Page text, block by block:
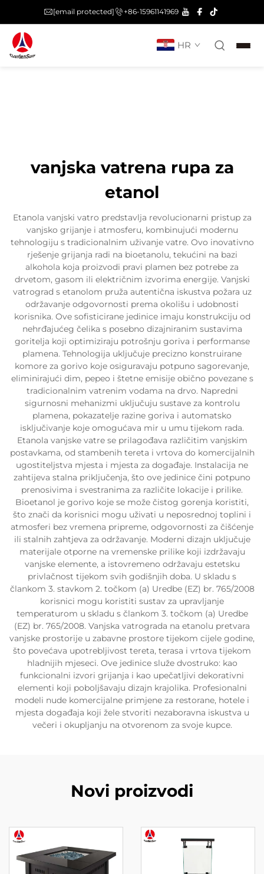
[email protected] +86-15961141969
HR
vanjska vatrena rupa za
etanol
Etanola vanjski vatro predstavlja revolucionarni pristup za
vanjsko grijanje i atmosferu, kombinujući modernu
tehnologiju s tradicionalnim uživanje vatre. Ovo inovativno
rješenje grijanja radi na bioetanolu, tekućini na bazi
alkohola koja proizvodi pravi plamen bez potrebe za
drvetom, gasom ili električnim izvorima energije. Vanjski
vatrograd s etanolom pruža autentična iskustva požara uz
održavanje odgovornosti prema okolišu i udobnosti
korisnika. Ove sofisticirane jedinice imaju konstrukciju od
nehrđajućeg čelika s posebno dizajniranim sustavima
goritelja koji optimiziraju potrošnju goriva i performanse
plamena. Tehnologija uključuje precizno konstruirane
komore za gorivo koje osiguravaju potpuno sagorevanje,
eliminirajući dim, pepeo i štetne emisije obično povezane s
tradicionalnim vatrenim vodama na drvo. Napredni
sigurnosni mehanizmi uključuju sustave za kontrolu
plamena, pokazatelje razine goriva i automatsko
isključivanje koje omogućava mir u umu tijekom rada.
Etanola vanjske vatre se prilagođava različitim vanjskim
postavkama, od stambenih tereta i vrtova do komercijalnih
ugostiteljstva mjesta i mjesta za događaje. Instalacija ne
zahtijeva stalna priključenja, što ove jedinice čini potpuno
prenosivima i svestranima za različite lokacije i prilike.
Bioetanol je gorivo koje se može čistog gorenja koristiti,
što znači da korisnici mogu uživati u neposrednoj toplini i
atmosferi bez vremena pripreme, odgovornosti za čišćenje
ili stalnih zahtjeva za održavanje. Moderni dizajn uključuje
materijale otporne na vremenske prilike koji izdržavaju
vanjske elemente, a istovremeno održavaju estetsku
privlačnost tijekom svih godišnjih doba. U skladu s
člankom 3. stavkom 2. točkom (a) Uredbe (EZ) br. 765/2008
korisnici mogu koristiti sustav za upravljanje
temperaturom u skladu s člankom 3. točkom (a) Uredbe
(EZ) br. 765/2008. Vanjska vatrograda na etanolu pretvara
vanjske prostorije u zabavne prostore tijekom cijele godine,
što povećava upotrebljivost tereta, terasa i vrtova tijekom
hladnijih mjeseci. Ove jedinice služe dvostruko: kao
funkcionalni izvori grijanja i kao upečatljivi dekorativni
elementi koji poboljšavaju dizajn krajolika. Profesionalni
modeli nude komercijalne primjene za restorane, hotele i
mjesta događaja koji žele stvoriti nezaboravna iskustva u
večeri i okupljanju na otvorenom za svoje kupce.
Novi proizvodi